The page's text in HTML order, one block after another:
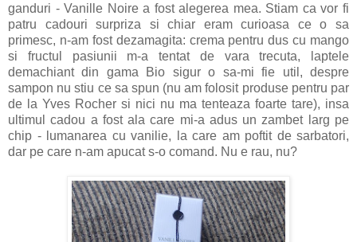
ganduri - Vanille Noire a fost alegerea mea. Stiam ca vor fi
patru cadouri surpriza si chiar eram curioasa ce o sa
primesc, n-am fost dezamagita: crema pentru dus cu mango
si fructul pasiunii m-a tentat de vara trecuta, laptele
demachiant din gama Bio sigur o sa-mi fie util, despre
sampon nu stiu ce sa spun (nu am folosit produse pentru par
de la Yves Rocher si nici nu ma tenteaza foarte tare), insa
ultimul cadou a fost ala care mi-a adus un zambet larg pe
chip - lumanarea cu vanilie, la care am poftit de sarbatori,
dar pe care n-am apucat s-o comand. Nu e rau, nu?